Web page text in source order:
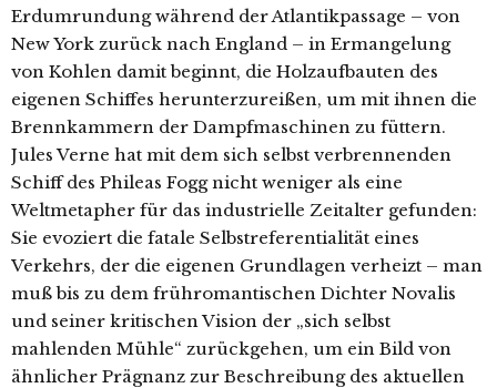
Erdumrundung während der Atlantikpassage – von
New York zurück nach England – in Ermangelung
von Kohlen damit beginnt, die Holzaufbauten des
eigenen Schiffes herunterzureißen, um mit ihnen die
Brennkammern der Dampfmaschinen zu füttern.
Jules Verne hat mit dem sich selbst verbrennenden
Schiff des Phileas Fogg nicht weniger als eine
Weltmetapher für das industrielle Zeitalter gefunden:
Sie evoziert die fatale Selbstreferentialität eines
Verkehrs, der die eigenen Grundlagen verheizt – man
muß bis zu dem frühromantischen Dichter Novalis
und seiner kritischen Vision der „sich selbst
mahlenden Mühle“ zurückgehen, um ein Bild von
ähnlicher Prägnanz zur Beschreibung des aktuellen